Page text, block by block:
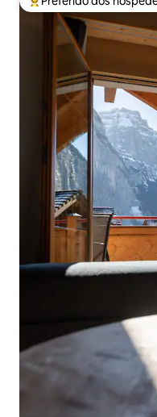
Entre os melhores